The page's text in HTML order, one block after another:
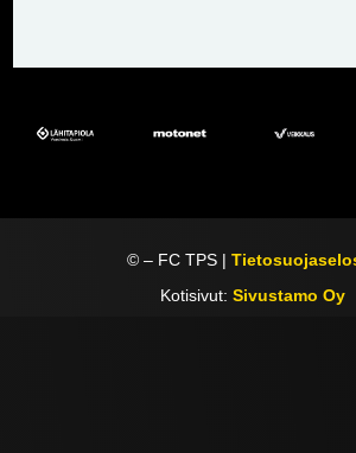
©– FC TPS |
Kotisivut: Sivustamo Oy